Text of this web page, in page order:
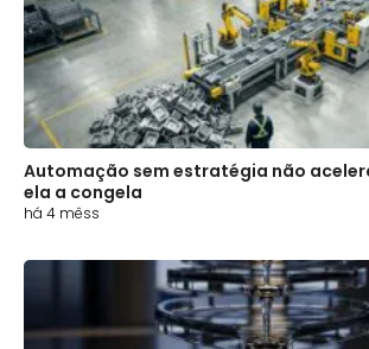
Automação sem estratégia não
ela a congela
há 4 mêss